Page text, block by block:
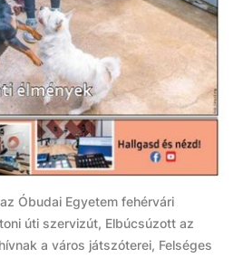
Óbudai Egyetem fehérvári
úti szervizút, Elbúcsúzott az
a város játszóterei, Felséges